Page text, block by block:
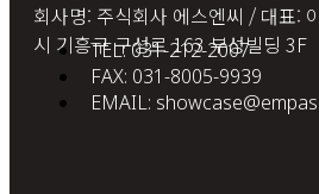
회사명: 주식회사 에스엔씨 / 대표:
시 기흥구 구성로 163 부성빌딩 3F
TEL: 031-212-2007
FAX: 031-8005-9939
EMAIL: